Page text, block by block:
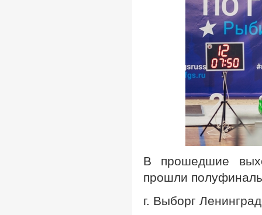
В прошедшие
прошли
г. Выборг